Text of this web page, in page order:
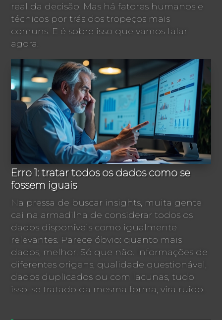
real da decisão. Mas há fatores humanos e
técnicos por trás dos tropeços mais
comuns. E é sobre isso que vamos falar
agora.
Erro 1: tratar todos os dados como se
fossem iguais
Na pressa de buscar insights, muita gente
cai na armadilha de considerar todos os
dados disponíveis como igualmente
relevantes. Parece óbvio: quanto mais
dados, melhor. Só que não. Informações de
diferentes origens, qualidade questionável,
dados duplicados ou com lacunas, tudo
isso, se tratado da mesma forma, vira ruído.